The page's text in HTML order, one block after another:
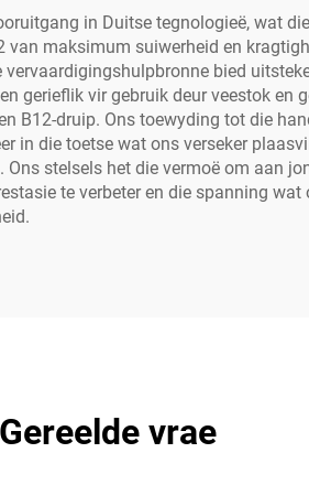
in Duitse tegnologieë, wat
maksimum suiwerheid en
bied
gerieflik vir gebruik deur veestok
B12-druip. Ons toewyding tot die
in die toetse wat ons verseker
stelsels het die vermoë om aan
te verbeter en die spanning
Gereelde vrae